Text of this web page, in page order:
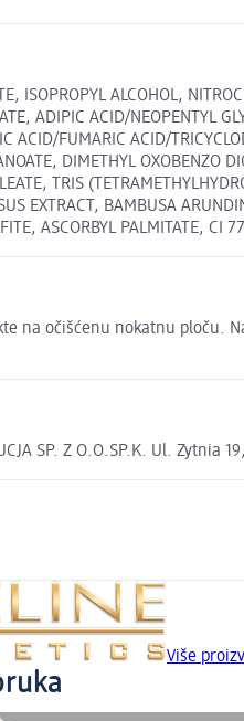
ISOPROPYL ALCOHOL,
ADIPIC ACID/NEOPENTYL
ACID/FUMARIC ACID/
DIMETHYL OXOBENZO
TRIS
EXTRACT, BAMBUSA
ASCORBYL
na očišćenu nokatnu ploču.
SP. Z O.O.SP.K. Ul.
Više